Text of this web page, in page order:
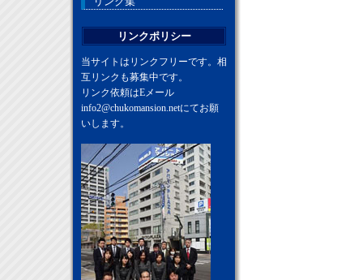
リンクポリシー
当サイトはリンクフリーです。相
互リンクも募集中です。
リンク依頼はEメール
info2@chukomansion.netにてお願
いします。